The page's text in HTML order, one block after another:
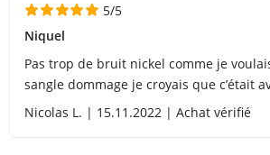
5/5
Niquel
Pas trop de bruit nickel comme je
sangle dommage je croyais que c’était
Nicolas L. | 15.11.2022 | Achat vérifié